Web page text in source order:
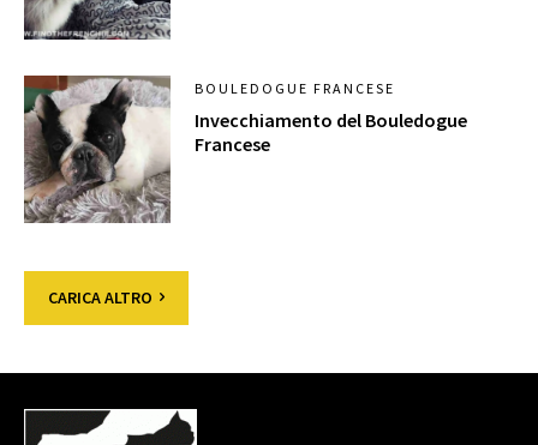
BOULEDOGUE FRANCESE
Invecchiamento del Bouledogue
Francese
CARICA ALTRO